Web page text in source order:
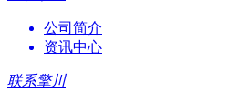
公司简介
资讯中心
联系擎川